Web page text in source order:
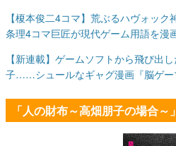
【榎本俊二4コマ】荒ぶるハヴォッ
条理4コマ巨匠が現代ゲーム用語を漫
【新連載】ゲームソフトから飛び出
子……シュールなギャグ漫画『脳ゲー
「人の財布～高畑朋子の場合～